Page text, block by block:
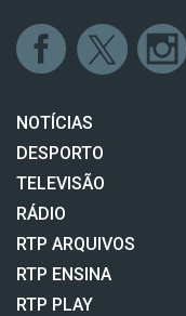
NOTÍCIAS
DESPORTO
TELEVISÃO
RÁDIO
RTP ARQUIVOS
RTP ENSINA
RTP PLAY